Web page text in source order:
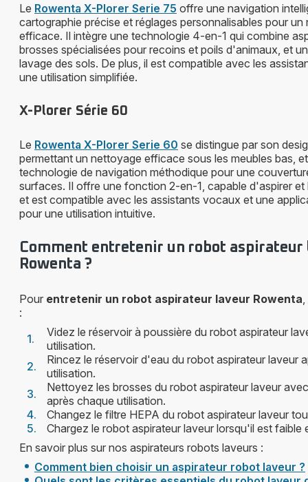
Le Rowenta X-Plorer Serie 75 offre une navigation
cartographie précise et réglages personnalisables pour
efficace. Il intègre une technologie 4-en-1 qui combine
brosses spécialisées pour recoins et poils d'animaux, et
lavage des sols. De plus, il est compatible avec les
une utilisation simplifiée.
X-Plorer Série 60
Le Rowenta X-Plorer Serie 60 se distingue par son
permettant un nettoyage efficace sous les meubles bas,
technologie de navigation méthodique pour une
surfaces. Il offre une fonction 2-en-1, capable d'aspirer et
et est compatible avec les assistants vocaux et une
pour une utilisation intuitive.
Comment entretenir un robot aspirateur
Rowenta ?
Pour entretenir un robot aspirateur laveur Rowenta
:
Videz le réservoir à poussière du robot aspirateur
utilisation.
Rincez le réservoir d'eau du robot aspirateur laveur
utilisation.
Nettoyez les brosses du robot aspirateur laveur
après chaque utilisation.
Changez le filtre HEPA du robot aspirateur laveur
Chargez le robot aspirateur laveur lorsqu'il est faible
En savoir plus sur nos aspirateurs robots laveurs :
Comment bien choisir un aspirateur robot laveur ?